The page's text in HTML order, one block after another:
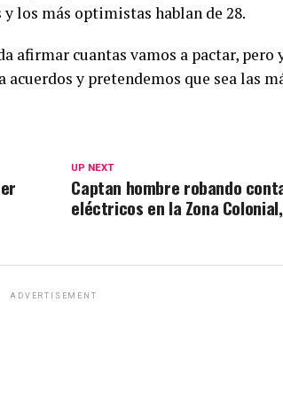
los más optimistas hablan de 28.
afirmar cuantas vamos a pactar, pero
y pretendemos que sea las
UP NEXT
Captan hombre robando
eléctricos en la Zona
ADVERTISEMENT